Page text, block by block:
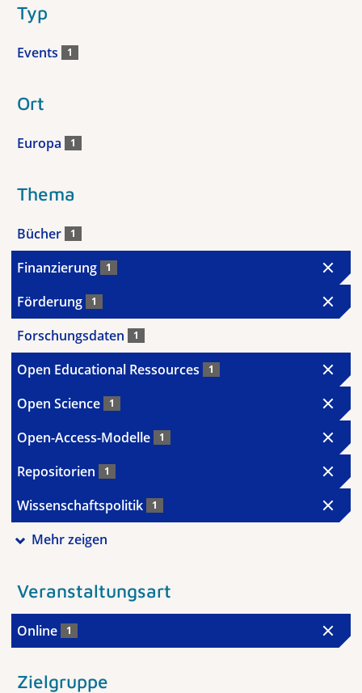
Typ
Events 1
Ort
Europa 1
Thema
Bücher 1
Finanzierung 1
Förderung 1
Forschungsdaten 1
Open Educational Ressources 1
Open Science 1
Open-Access-Modelle 1
Repositorien 1
Wissenschaftspolitik 1
Mehr zeigen
Veranstaltungsart
Online 1
Zielgruppe